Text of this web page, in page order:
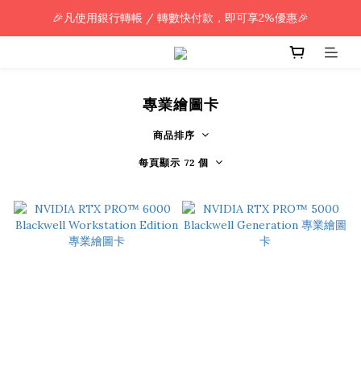
🎉凡使用銀行轉帳 / 轉數快付款，即可享2%優惠🎉
🎉凡使用銀行轉帳 / 轉數快付款，即可享2%優惠🎉
全單購買滿HK$800.00，即享免運優惠 (只限香港)
專業繪圖卡
商品排序
每頁顯示 72 個